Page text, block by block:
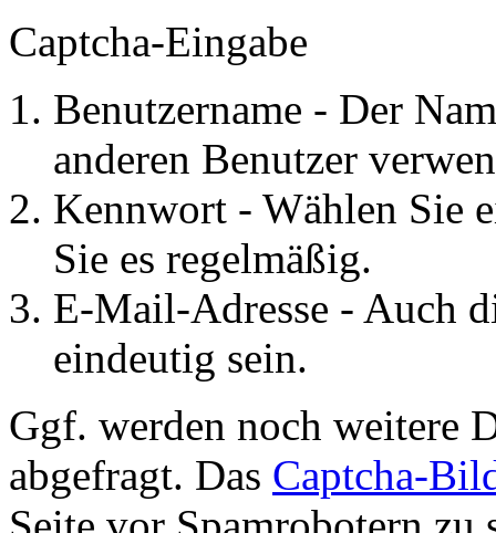
Captcha-Eingabe
Benutzername - Der
anderen Benutzer
Kennwort - Wählen Sie
Sie es regelmäßig.
E-Mail-Adresse - Auch
eindeutig sein.
Ggf. werden noch weitere
abgefragt. Das Captcha-